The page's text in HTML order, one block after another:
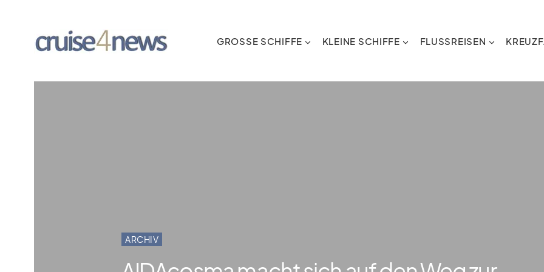
GROSSE SCHIFFE KLEINE SCHIFFE FLUSSREISEN
ARCHIV